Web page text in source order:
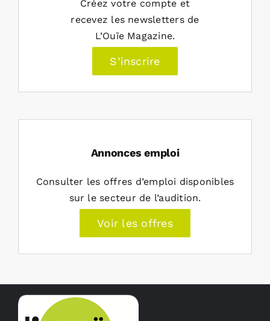
Créez votre compte et
recevez les newsletters de
L’Ouïe Magazine.
S’inscrire
Annonces emploi
Consulter les offres d’emploi disponibles
sur le secteur de l’audition.
Voir les offres